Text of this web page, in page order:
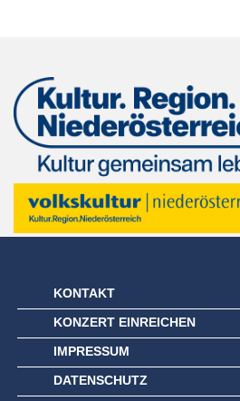
KONTAKT
KONZERT EINREICHEN
IMPRESSUM
DATENSCHUTZ